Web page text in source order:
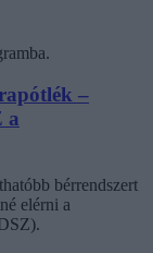
–
a
bérrendszert
elérni a